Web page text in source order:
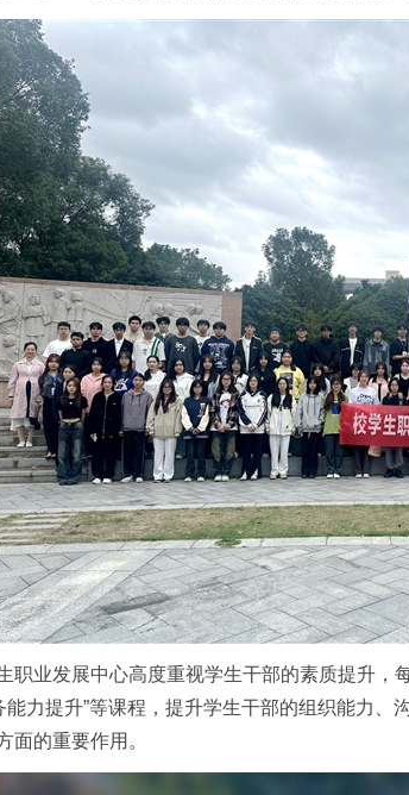
职业发展中心高度重视学生干部的素质提升，
能力提升”等课程，提升学生干部的组织能力
面的重要作用。